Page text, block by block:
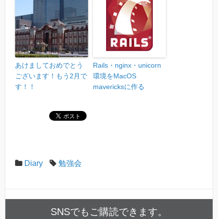
あけましておめでとう
ございます！もう2月で
す！！
Rails・nginx・unicorn
環境をMacOS
mavericksに作る
Diary 勉強会
SNSでもご購読できます。